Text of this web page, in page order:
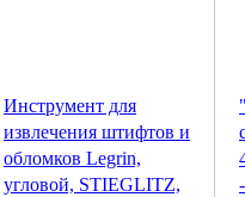
Инструмент для
извлечения штифтов и
обломков Legrin,
угловой, STIEGLITZ,